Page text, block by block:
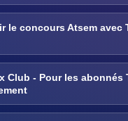
le concours Atsem avec
Club - Pour les abonnés